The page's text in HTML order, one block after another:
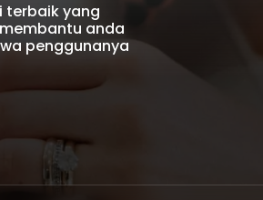
terbaik yang
anda
penggunanya